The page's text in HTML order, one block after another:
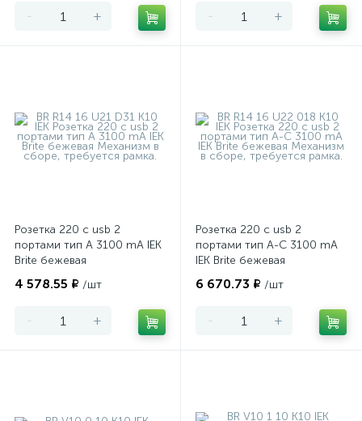
- + - +
Розетка 220 с usb 2
портами тип А 3100 mA IEK
Brite бежевая
4 578.55 ₽ /шт
- +
Розетка 220 с usb 2
портами тип А-С 3100 mA
IEK Brite бежевая
6 670.73 ₽ /шт
- +